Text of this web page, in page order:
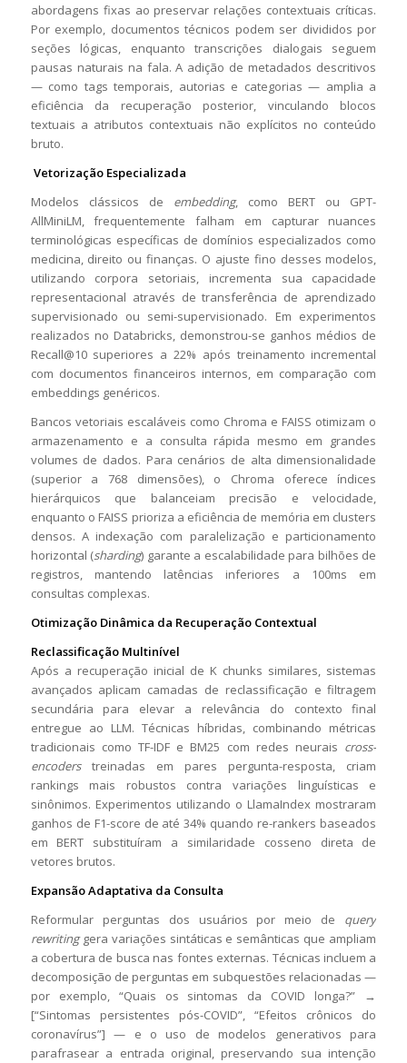
abordagens fixas ao preservar relações contextuais críticas.
Por exemplo, documentos técnicos podem ser divididos por
seções lógicas, enquanto transcrições dialogais seguem
pausas naturais na fala. A adição de metadados descritivos
— como tags temporais, autorias e categorias — amplia a
eficiência da recuperação posterior, vinculando blocos
textuais a atributos contextuais não explícitos no conteúdo
bruto.
Vetorização Especializada
Modelos clássicos de embedding, como BERT ou GPT-
AllMiniLM, frequentemente falham em capturar nuances
terminológicas específicas de domínios especializados como
medicina, direito ou finanças. O ajuste fino desses modelos,
utilizando corpora setoriais, incrementa sua capacidade
representacional através de transferência de aprendizado
supervisionado ou semi-supervisionado. Em experimentos
realizados no Databricks, demonstrou-se ganhos médios de
Recall@10 superiores a 22% após treinamento incremental
com documentos financeiros internos, em comparação com
embeddings genéricos.
Bancos vetoriais escaláveis como Chroma e FAISS otimizam o
armazenamento e a consulta rápida mesmo em grandes
volumes de dados. Para cenários de alta dimensionalidade
(superior a 768 dimensões), o Chroma oferece índices
hierárquicos que balanceiam precisão e velocidade,
enquanto o FAISS prioriza a eficiência de memória em clusters
densos. A indexação com paralelização e particionamento
horizontal (sharding) garante a escalabilidade para bilhões de
registros, mantendo latências inferiores a 100ms em
consultas complexas.
Otimização Dinâmica da Recuperação Contextual
Reclassificação Multinível
Após a recuperação inicial de K chunks similares, sistemas
avançados aplicam camadas de reclassificação e filtragem
secundária para elevar a relevância do contexto final
entregue ao LLM. Técnicas híbridas, combinando métricas
tradicionais como TF-IDF e BM25 com redes neurais cross-
encoderstreinadas em pares pergunta-resposta, criam
rankings mais robustos contra variações linguísticas e
sinônimos. Experimentos utilizando o LlamaIndex mostraram
ganhos de F1-score de até 34% quando re-rankers baseados
em BERT substituíram a similaridade cosseno direta de
vetores brutos.
Expansão Adaptativa da Consulta
Reformular perguntas dos usuários por meio de query
rewritinggera variações sintáticas e semânticas que ampliam
a cobertura de busca nas fontes externas. Técnicas incluem a
decomposição de perguntas em subquestões relacionadas —
por exemplo, “Quais os sintomas da COVID longa?” →
[“Sintomas persistentes pós-COVID”, “Efeitos crônicos do
coronavírus”] — e o uso de modelos generativos para
parafrasear a entrada original, preservando sua intenção